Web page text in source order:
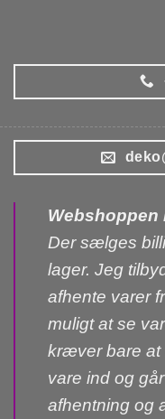
Der sælges
lager. Jeg
afhente varer
muligt at se
kræver bare at
vare ind og
afhentning og